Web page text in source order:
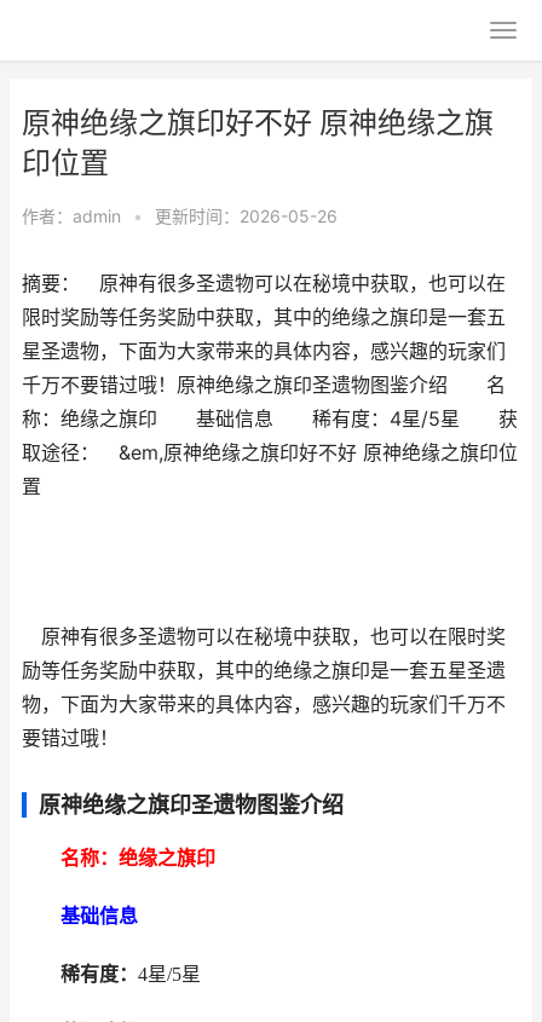
原神绝缘之旗印好不好 原神绝缘之旗
印位置
作者： admin • 更新时间：2026-05-26
摘要： 原神有很多圣遗物可以在秘境中获取，也可以在
限时奖励等任务奖励中获取，其中的绝缘之旗印是一套五
星圣遗物，下面为大家带来的具体内容，感兴趣的玩家们
千万不要错过哦！原神绝缘之旗印圣遗物图鉴介绍 名
称：绝缘之旗印 基础信息 稀有度：4星/5星 获
取途径： &em,原神绝缘之旗印好不好 原神绝缘之旗印位
置
原神有很多圣遗物可以在秘境中获取，也可以在限时奖
励等任务奖励中获取，其中的绝缘之旗印是一套五星圣遗
物，下面为大家带来的具体内容，感兴趣的玩家们千万不
要错过哦！
原神绝缘之旗印圣遗物图鉴介绍
名称：绝缘之旗印
基础信息
稀有度： 4星/5星